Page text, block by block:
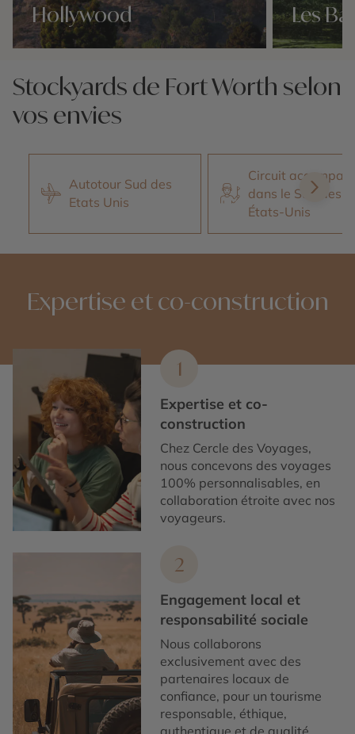
Hollywood Les
Stockyards de Fort Worth selon
vos envies
Autotour Sud des
Etats Unis
Circuit
dans le Sud des
États-Unis
Expertise et co-construction
1
Expertise et co-
construction
Chez Cercle des Voyages,
nous concevons des voyages
100% personnalisables, en
collaboration étroite avec nos
voyageurs.
2
Engagement local et
responsabilité sociale
Nous collaborons
exclusivement avec des
partenaires locaux de
confiance, pour un tourisme
responsable, éthique,